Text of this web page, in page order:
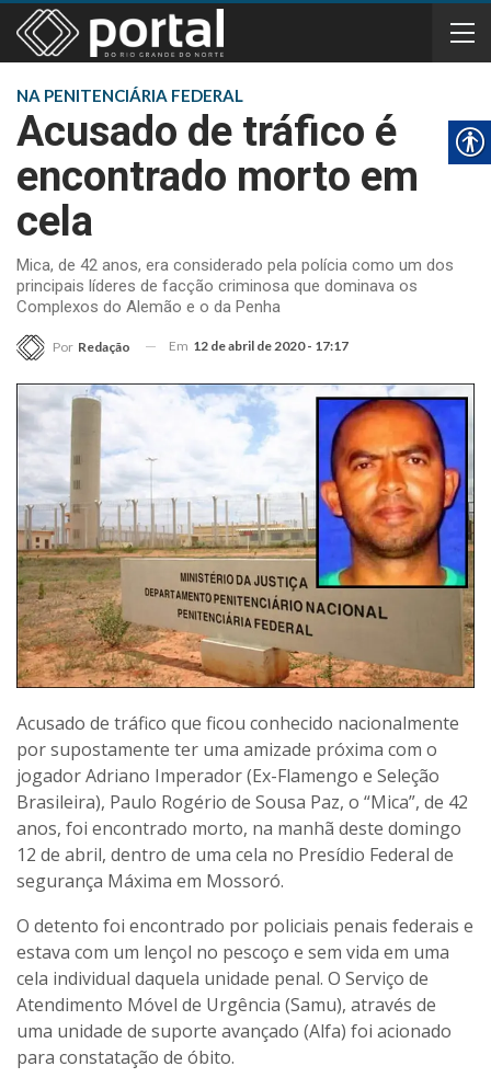
NA PENITENCIÁRIA FEDERAL
Acusado de tráfico é
encontrado morto em
cela
Mica, de 42 anos, era considerado pela polícia como um dos
principais líderes de facção criminosa que dominava os
Complexos do Alemão e o da Penha
Por Redação Em 12 de abril de 2020 - 17:17
Acusado de tráfico que ficou conhecido nacionalmente
por supostamente ter uma amizade próxima com o
jogador Adriano Imperador (Ex-Flamengo e Seleção
Brasileira), Paulo Rogério de Sousa Paz, o “Mica”, de 42
anos, foi encontrado morto, na manhã deste domingo
12 de abril, dentro de uma cela no Presídio Federal de
segurança Máxima em Mossoró.
O detento foi encontrado por policiais penais federais e
estava com um lençol no pescoço e sem vida em uma
cela individual daquela unidade penal. O Serviço de
Atendimento Móvel de Urgência (Samu), através de
uma unidade de suporte avançado (Alfa) foi acionado
para constatação de óbito.